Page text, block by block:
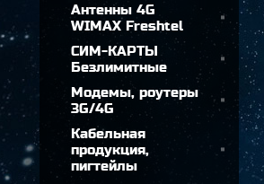
Антенны 4G
WIMAX Freshtel
СИМ-КАРТЫ
Безлимитные
Модемы, роутеры
3G/4G
Кабельная
продукция,
пигтейлы